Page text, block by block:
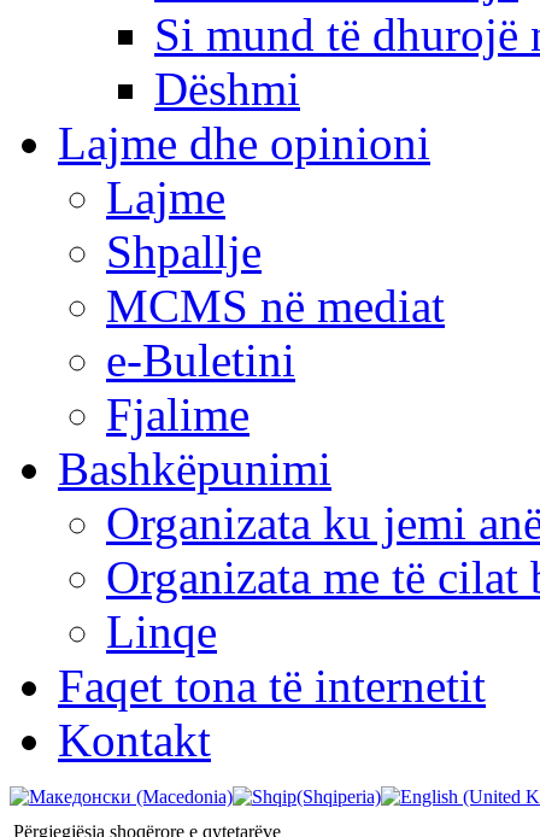
Si mund të dhurojë
Dëshmi
Lajme dhe opinioni
Lajme
Shpallje
MCMS në mediat
e-Buletini
Fjalime
Bashkëpunimi
Organizata ku jemi
Organizata me të cilat
Linqe
Faqet tona të internetit
Kontakt
Përgjegjësia shoqërore e qytetarëve